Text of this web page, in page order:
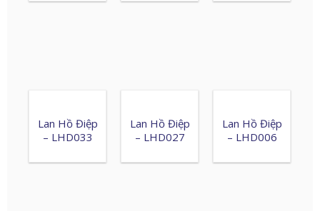
Lan Hồ Điệp
– LHD033
Lan Hồ Điệp
– LHD027
Lan Hồ Điệp
– LHD006